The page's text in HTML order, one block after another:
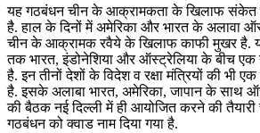
यह गठबंधन चीन के आक्रामकता के खिलाफ संकेत
है. हाल के दिनों में अमेरिका और भारत के अलावा
चीन के आक्रामक रवैये के खिलाफ काफी मुखर है.
तक भारत, इंडोनेशिया और ऑस्ट्रेलिया के बीच एक
है. इन तीनों देशों के विदेश व रक्षा मंत्रियों की भी
है. इसके अलाबा भारत, अमेरिका, जापान के साथ
की बैठक नई दिल्ली में ही आयोजित करने की
गठबंधन को क्वाड नाम दिया गया है.